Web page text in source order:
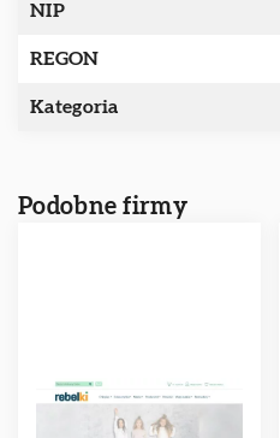
NIP
REGON
Kategoria
Podobne firmy